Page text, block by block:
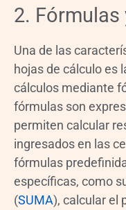
2. Fórmulas
Una de las
hojas de cálculo es
cálculos mediante
fórmulas son
permiten calcular
ingresados en las
fórmulas
específicas, como
(SUMA), calcular el